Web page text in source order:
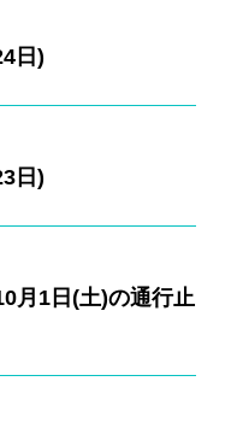
日)
日)
月1日(土)の通行止